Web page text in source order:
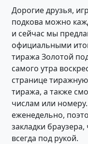
Дорогие друзья,
подкова можно
и сейчас мы
официальными
тиража Золотой
самого утра
странице
тиража, а также
числам или
еженедельно,
закладки
всегда под рукой.